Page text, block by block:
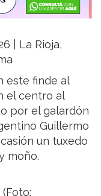
| La Rioja,
este finde al
el centro al
por el galardón
Guillermo
un tuxedo
moño.